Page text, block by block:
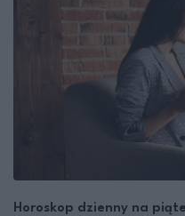
Horoskop dzienny na